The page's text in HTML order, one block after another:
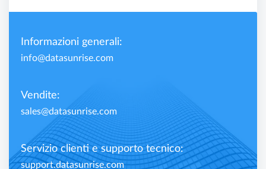
Informazioni generali:
info@datasunrise.com
Vendite:
sales@datasunrise.com
Servizio clienti e supporto tecnico:
support.datasunrise.com